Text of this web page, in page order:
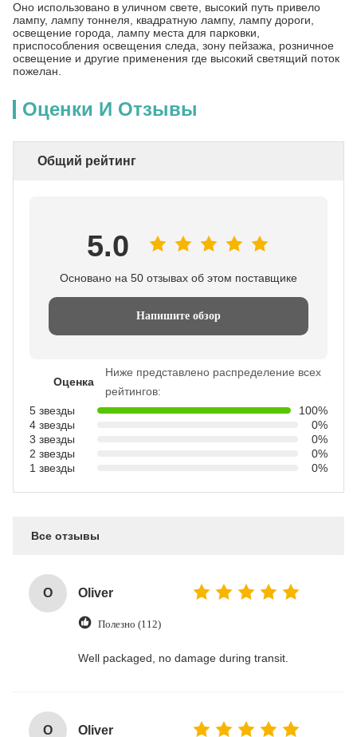
Оно использовано в уличном свете, высокий путь привело
лампу, лампу тоннеля, квадратную лампу, лампу дороги,
освещение города, лампу места для парковки,
приспособления освещения следа, зону пейзажа, розничное
освещение и другие применения где высокий светящий поток
пожелан.
Оценки И Отзывы
Общий рейтинг
5.0
Основано на 50 отзывах об этом поставщике
Напишите обзор
Оценка
Ниже представлено распределение всех
рейтингов:
5 звезды
100%
4 звезды
0%
3 звезды
0%
2 звезды
0%
1 звезды
0%
Все отзывы
O Oliver
Полезно (112)
Well packaged, no damage during transit.
O Oliver